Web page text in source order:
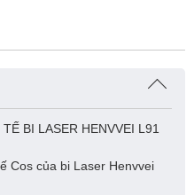
BI LASER HENVVEI L91
Cos của bi Laser Henvvei